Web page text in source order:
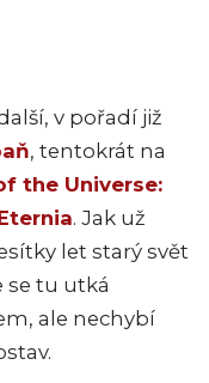
v pořadí již
, tentokrát na
the Universe:
. Jak už
let starý svět
se tu utká
ale nechybí